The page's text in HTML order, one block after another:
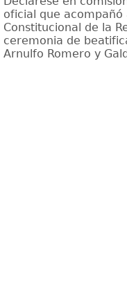
oficial que acompañó
Constitucional de la
ceremonia de
Arnulfo Romero y